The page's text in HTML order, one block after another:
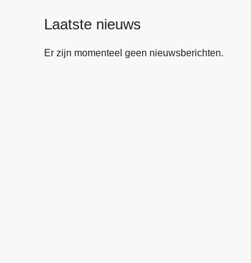
Laatste nieuws
Er zijn momenteel geen nieuwsberichten.